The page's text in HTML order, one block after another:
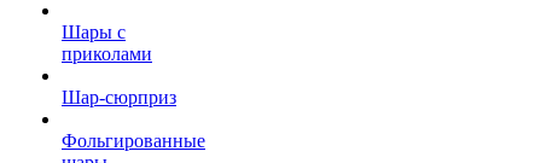
Шары с
приколами
Шар-сюрприз
Фольгированные